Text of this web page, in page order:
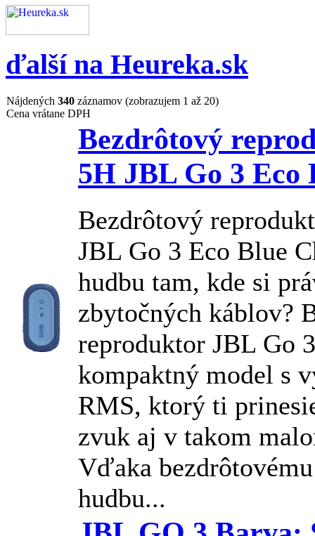
ďalší na Heureka.sk
Nájdených 340 záznamov (zobrazujem 1 až 20)
Cena vrátane DPH
Bezdrôtový
5H JBL Go 3 Eco
Bezdrôtový
JBL Go 3 Eco Blue
hudbu tam, kde si
zbytočných káblov?
reproduktor JBL Go
kompaktný model s
RMS, ktorý ti
zvuk aj v takom
Vďaka
hudbu...